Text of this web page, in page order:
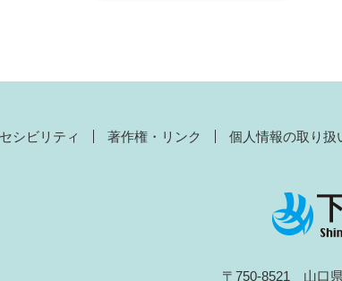
シビリティ 著作権・リンク 個人情報の取り扱
〒750-8521 山口